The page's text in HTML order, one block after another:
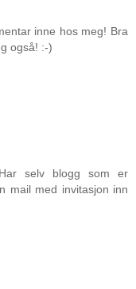
inne hos meg! Bra
også! :-)
selv blogg som er
mail med invitasjon inn